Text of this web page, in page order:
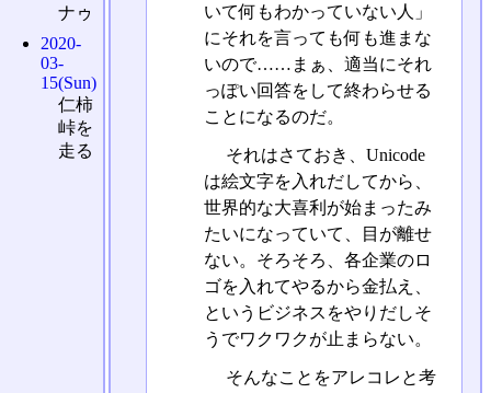
いて何もわかっていない人」
にそれを言っても何も進まな
いので……まぁ、適当にそれ
っぽい回答をして終わらせる
ことになるのだ。
それはさておき、Unicode
は絵文字を入れだしてから、
世界的な大喜利が始まったみ
たいになっていて、目が離せ
ない。そろそろ、各企業のロ
ゴを入れてやるから金払え、
というビジネスをやりだしそ
うでワクワクが止まらない。
そんなことをアレコレと考
ナゥ
2020-
03-
15(Sun)
仁柿
峠を
走る